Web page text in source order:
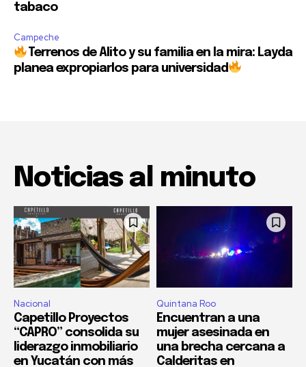
tabaco
Campeche
Terrenos de Alito y su familia en la mira: Layda
planea expropiarlos para universidad
Noticias al minuto
Nacional
Capetillo Proyectos
“CAPRO” consolida su
liderazgo inmobiliario
en Yucatán con más
Quintana Roo
Encuentran a una
mujer asesinada en
una brecha cercana a
Calderitas en